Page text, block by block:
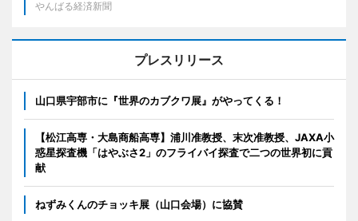
やんばる経済新聞
プレスリリース
山口県宇部市に『世界のカブクワ展』がやってくる！
【松江高専・大島商船高専】浦川准教授、末次准教授、JAXA小
惑星探査機「はやぶさ2」のフライバイ探査で二つの世界初に貢
献
ねずみくんのチョッキ展（山口会場）に協賛